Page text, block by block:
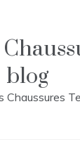
blog
Chaussures